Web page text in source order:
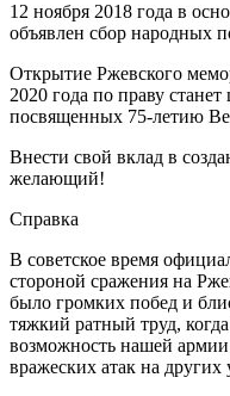
12 ноября 2018 года в
объявлен сбор народных
Открытие Ржевского
2020 года по праву
посвященных 75-летию
Внести свой вклад в
желающий!
Справка
В советское время
стороной сражения на
было громких побед и
тяжкий ратный труд,
возможность нашей
вражеских атак на других